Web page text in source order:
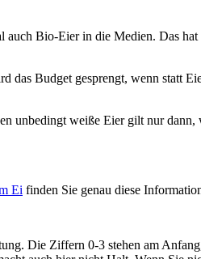
Bio-Eier in die Medien. Das
Budget gesprengt, wenn statt
unbedingt weiße Eier gilt nur
Ei finden Sie genau diese
Die Ziffern 0-3 stehen am